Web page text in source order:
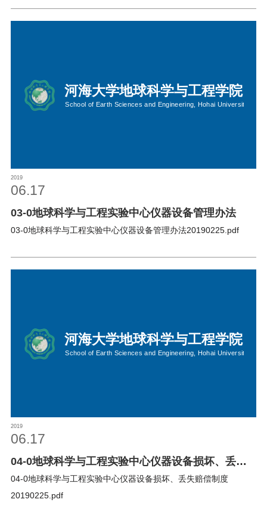
2019
06.17
03-0地球科学与工程实验中心仪器设备管理办法
03-0地球科学与工程实验中心仪器设备管理办法20190225.pdf
2019
06.17
04-0地球科学与工程实验中心仪器设备损坏、丢失
赔偿制度
04-0地球科学与工程实验中心仪器设备损坏、丢失赔偿制度
20190225.pdf